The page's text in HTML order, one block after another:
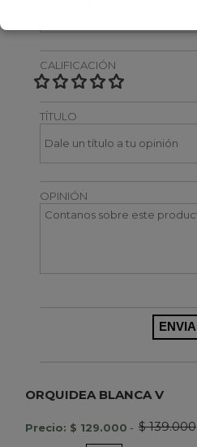
CALIFICACIÓN
TÍTULO
OPINIÓN
ORQUIDEA BLANCA V
Precio: $ 129.000 - $ 139.000